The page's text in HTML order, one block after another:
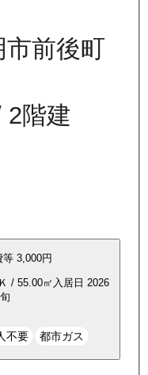
前後町
2階建
等 3,000円
/ 55.00㎡ 入居日 2026
不要 都市ガス